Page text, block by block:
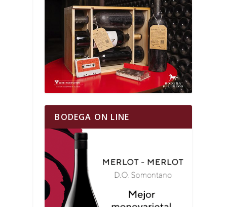
BODEGA ON LINE